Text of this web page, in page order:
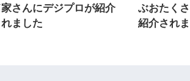
家さんにデジプロが紹介
れました
ぶおたく
紹介され